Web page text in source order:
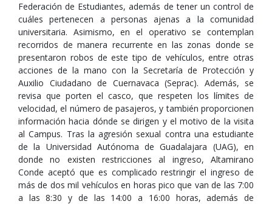
Federación de Estudiantes, además de tener un control de
cuáles pertenecen a personas ajenas a la comunidad
universitaria. Asimismo, en el operativo se contemplan
recorridos de manera recurrente en las zonas donde se
presentaron robos de este tipo de vehículos, entre otras
acciones de la mano con la Secretaría de Protección y
Auxilio Ciudadano de Cuernavaca (Seprac). Además, se
revisa que porten el casco, que respeten los límites de
velocidad, el número de pasajeros, y también proporcionen
información hacia dónde se dirigen y el motivo de la visita
al Campus. Tras la agresión sexual contra una estudiante
de la Universidad Autónoma de Guadalajara (UAG), en
donde no existen restricciones al ingreso, Altamirano
Conde aceptó que es complicado restringir el ingreso de
más de dos mil vehículos en horas pico que van de las 7:00
a las 8:30 y de las 14:00 a 16:00 horas, además de